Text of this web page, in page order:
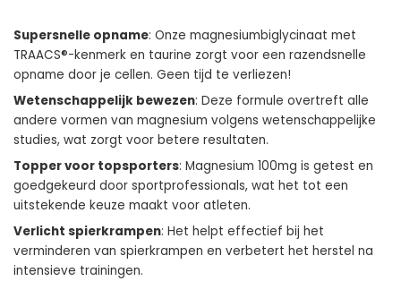
Supersnelle opname: Onze magnesiumbiglycinaat met
TRAACS®-kenmerk en taurine zorgt voor een razendsnelle
opname door je cellen. Geen tijd te verliezen!
Wetenschappelijk bewezen: Deze formule overtreft alle
andere vormen van magnesium volgens wetenschappelijke
studies, wat zorgt voor betere resultaten.
Topper voor topsporters: Magnesium 100mg is getest en
goedgekeurd door sportprofessionals, wat het tot een
uitstekende keuze maakt voor atleten.
Verlicht spierkrampen: Het helpt effectief bij het
verminderen van spierkrampen en verbetert het herstel na
intensieve trainingen.